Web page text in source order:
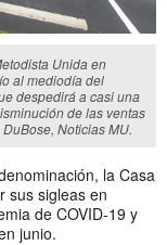
Unida en
al mediodía del
despedirá a casi una
de las ventas
Noticias MU.
la Casa
sus sigleas en
de COVID-19 y
junio.